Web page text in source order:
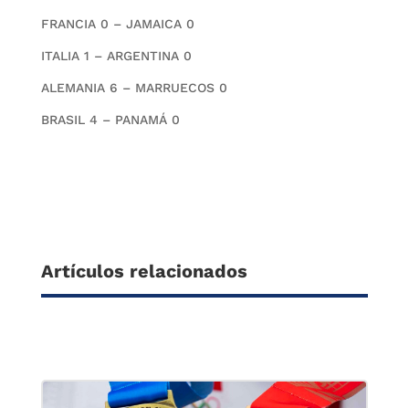
FRANCIA 0 – JAMAICA 0
ITALIA 1 – ARGENTINA 0
ALEMANIA 6 – MARRUECOS 0
BRASIL 4 – PANAMÁ 0
Artículos relacionados